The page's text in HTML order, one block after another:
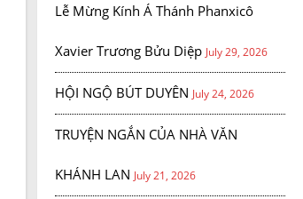
Lễ Mừng Kính Á Thánh Phanxicô
Xavier Trương Bửu Diệp July 29, 2026
HỘI NGỘ BÚT DUYÊN July 24, 2026
TRUYỆN NGẮN CỦA NHÀ VĂN
KHÁNH LAN July 21, 2026